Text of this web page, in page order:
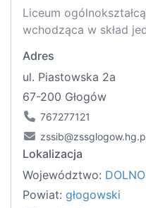
Liceum
wchodząca w skład
Adres
ul. Piastowska 2a
67-200 Głogów
767277121
Lokalizacja
Województwo:
Powiat: głogowski